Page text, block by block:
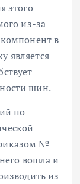
этого
из-за
в
является
шин.
по
№
вошла и
из